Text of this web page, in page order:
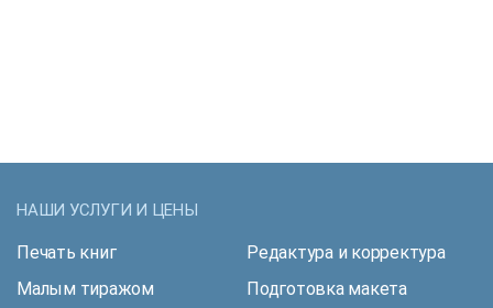
НАШИ УСЛУГИ И ЦЕНЫ
Печать книг
Малым тиражом
Редактура и корректура
Подготовка макета